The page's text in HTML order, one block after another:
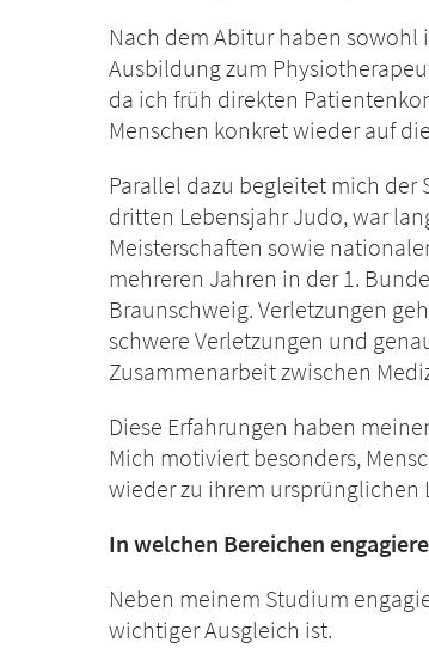
Nach dem Abitur haben sowohl
Ausbildung zum
da ich früh direkten
Menschen konkret wieder auf
Parallel dazu begleitet mich
dritten Lebensjahr Judo, war
Meisterschaften sowie
mehreren Jahren in der 1.
Braunschweig. Verletzungen
schwere Verletzungen und
Zusammenarbeit zwischen
Diese Erfahrungen haben
Mich motiviert besonders,
wieder zu ihrem ursprünglichen
In welchen Bereichen
Neben meinem Studium
wichtiger Ausgleich ist.